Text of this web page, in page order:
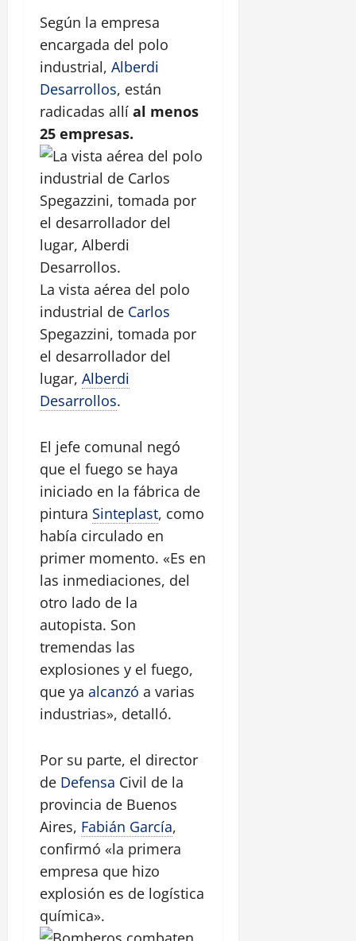
Según la empresa
encargada del polo
industrial, Alberdi
Desarrollos, están
radicadas allí al menos
25 empresas.
La vista aérea del polo
industrial de Carlos
Spegazzini, tomada por
el desarrollador del
lugar, Alberdi
Desarrollos.
El jefe comunal negó
que el fuego se haya
iniciado en la fábrica de
pintura Sinteplast, como
había circulado en
primer momento. «Es en
las inmediaciones, del
otro lado de la
autopista. Son
tremendas las
explosiones y el fuego,
que ya alcanzó a varias
industrias», detalló.
Por su parte, el director
de Defensa Civil de la
provincia de Buenos
Aires, Fabián García,
confirmó «la primera
empresa que hizo
explosión es de logística
química».